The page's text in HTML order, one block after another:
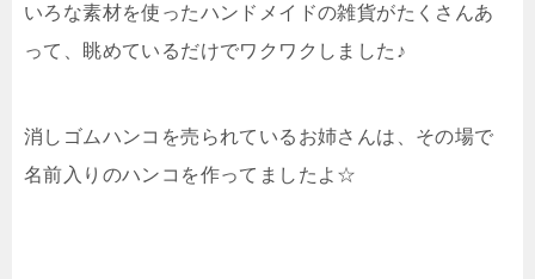
いろな素材を使ったハンドメイドの雑貨がたくさんあ
って、眺めているだけでワクワクしました♪
消しゴムハンコを売られているお姉さんは、その場で
名前入りのハンコを作ってましたよ☆